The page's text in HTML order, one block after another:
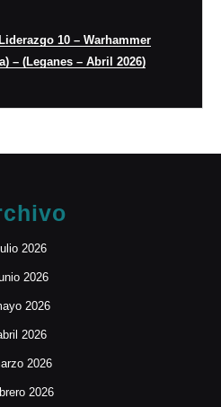
10 – Warhammer
– (Leganes – Abril 2026)
2026
2026
2026
2026
2026
2026